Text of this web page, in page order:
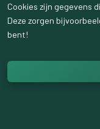
Cookies zijn gegevens
Deze zorgen
bent!